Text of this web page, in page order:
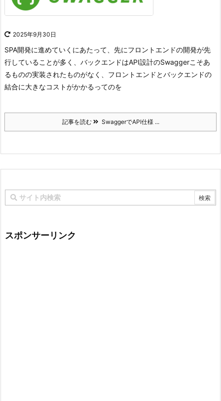
2025年9月30日
SPA開発に進めていくにあたって、先にフロントエンドの開発が先
行していることが多く、バックエンドはAPI設計のSwaggerこそあ
るものの実装されたものがなく、フロントエンドとバックエンドの
結合に大きなコストがかかるってのを
記事を読む SwaggerでAPI仕様 ...
スポンサーリンク